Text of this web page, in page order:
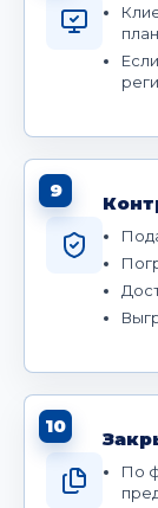
9
10
По